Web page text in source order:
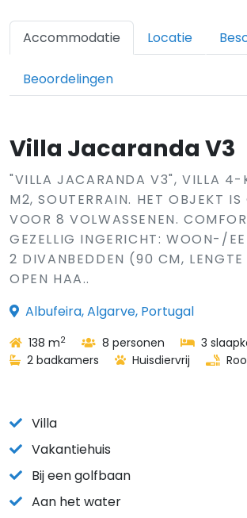
Accommodatie Locatie
Beoordelingen
Villa Jacaranda V3
"VILLA JACARANDA V3", VILLA 4-
M2, SOUTERRAIN. HET OBJEKT IS
VOOR 8 VOLWASSENEN.
GEZELLIG INGERICHT: WOON-/
2 DIVANBEDDEN (90 CM,
OPEN HAA..
Albufeira, Algarve, Portugal
138 m2 8 personen
3
2 badkamers
Huisdiervrij
Villa
Vakantiehuis
Bij een golfbaan
Aan het water